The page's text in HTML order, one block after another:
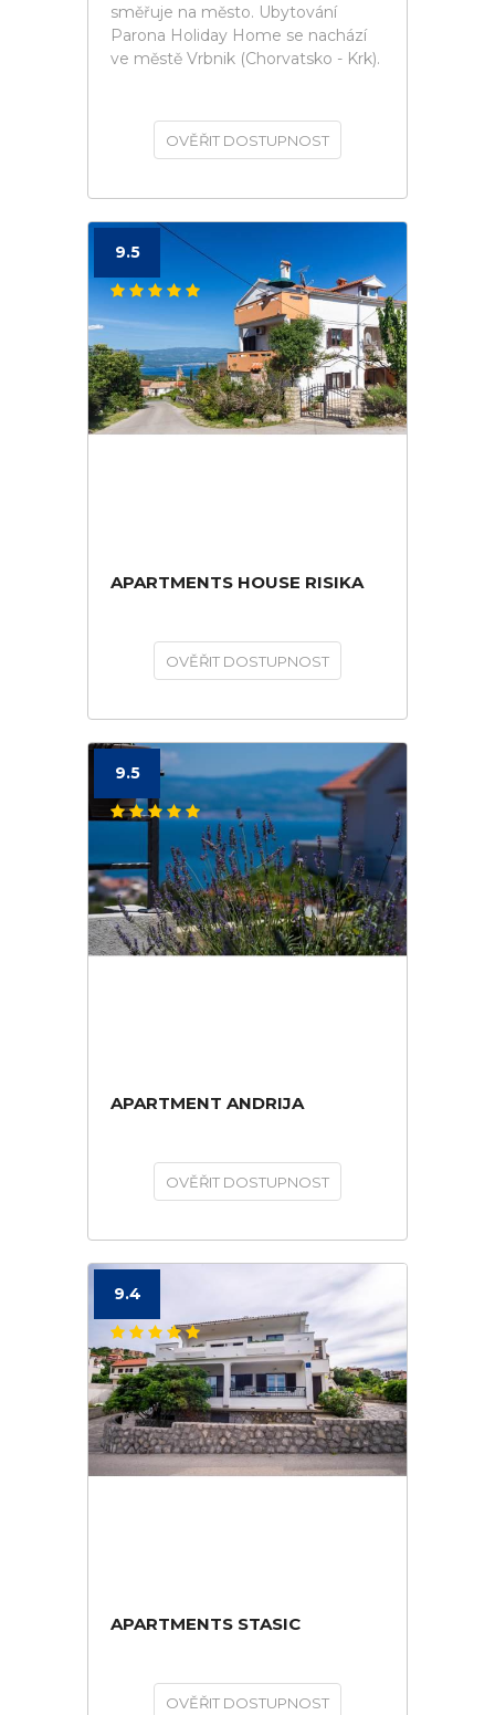
směřuje na město. Ubytování
Parona Holiday Home se nachází
ve městě Vrbnik (Chorvatsko - Krk).
OVĚŘIT DOSTUPNOST
9.5
APARTMENTS HOUSE RISIKA
OVĚŘIT DOSTUPNOST
9.5
APARTMENT ANDRIJA
OVĚŘIT DOSTUPNOST
9.4
APARTMENTS STASIC
OVĚŘIT DOSTUPNOST